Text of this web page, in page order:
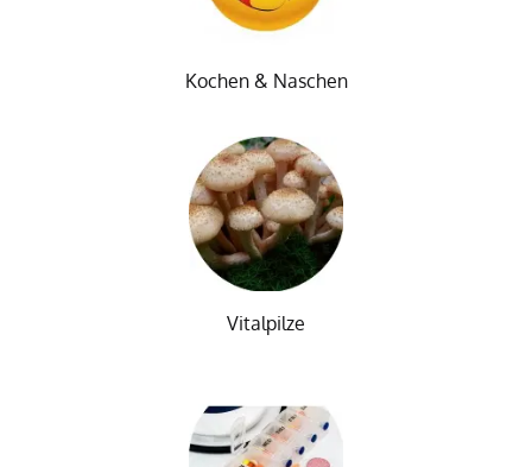
Kochen & Naschen
Vitalpilze